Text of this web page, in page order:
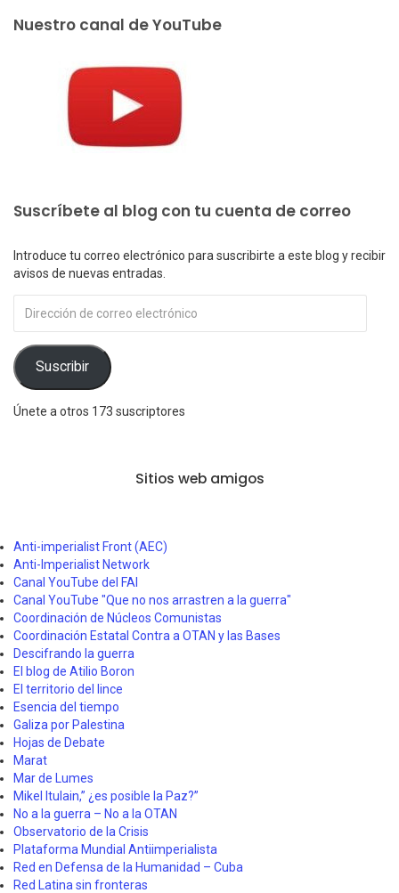
Nuestro canal de YouTube
Suscríbete al blog con tu cuenta de correo
Introduce tu correo electrónico para suscribirte a este blog y recibir
avisos de nuevas entradas.
de
correo
electrónico
Suscribir
Únete a otros 173 suscriptores
Sitios web amigos
Anti-imperialist Front (AEC)
Anti-Imperialist Network
Canal YouTube del FAI
Canal YouTube "Que no nos arrastren a la guerra"
Coordinación de Núcleos Comunistas
Coordinación Estatal Contra a OTAN y las Bases
Descifrando la guerra
El blog de Atilio Boron
El territorio del lince
Esencia del tiempo
Galiza por Palestina
Hojas de Debate
Marat
Mar de Lumes
Mikel Itulain,” ¿es posible la Paz?”
No a la guerra – No a la OTAN
Observatorio de la Crisis
Plataforma Mundial Antiimperialista
Red en Defensa de la Humanidad – Cuba
Red Latina sin fronteras